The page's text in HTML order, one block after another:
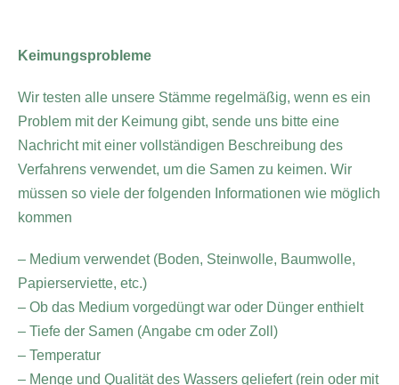
Keimungsprobleme
Wir testen alle unsere Stämme regelmäßig, wenn es ein
Problem mit der Keimung gibt, sende uns bitte eine
Nachricht mit einer vollständigen Beschreibung des
Verfahrens verwendet, um die Samen zu keimen. Wir
müssen so viele der folgenden Informationen wie möglich
kommen
– Medium verwendet (Boden, Steinwolle, Baumwolle,
Papierserviette, etc.)
– Ob das Medium vorgedüngt war oder Dünger enthielt
– Tiefe der Samen (Angabe cm oder Zoll)
– Temperatur
– Menge und Qualität des Wassers geliefert (rein oder mit